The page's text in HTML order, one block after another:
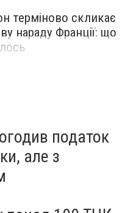
терміново скликає
нараду Франції: що
податок
але з